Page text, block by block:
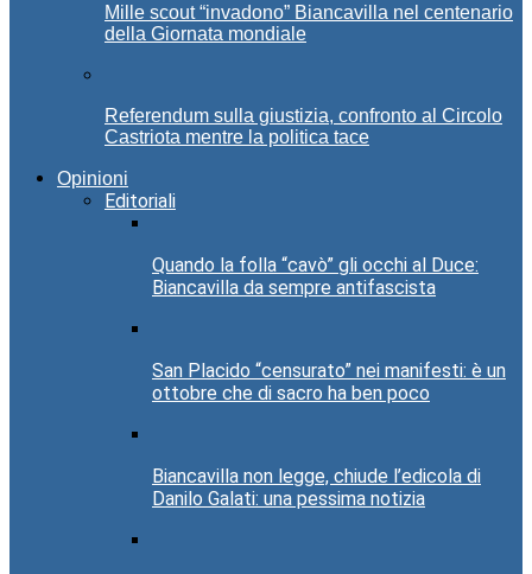
Mille scout “invadono” Biancavilla nel centenario
della Giornata mondiale
Referendum sulla giustizia, confronto al Circolo
Castriota mentre la politica tace
Opinioni
Editoriali
Quando la folla “cavò” gli occhi al Duce:
Biancavilla da sempre antifascista
San Placido “censurato” nei manifesti: è un
ottobre che di sacro ha ben poco
Biancavilla non legge, chiude l’edicola di
Danilo Galati: una pessima notizia